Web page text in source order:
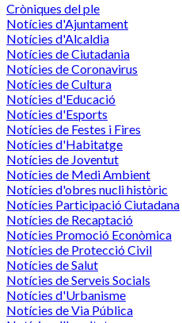
Cròniques del ple
Notícies d'Ajuntament
Notícies d'Alcaldia
Notícies de Ciutadania
Notícies de Coronavirus
Notícies de Cultura
Notícies d'Educació
Notícies d'Esports
Notícies de Festes i Fires
Notícies d'Habitatge
Notícies de Joventut
Notícies de Medi Ambient
Notícies d'obres nucli històric
Notícies Participació Ciutadana
Notícies de Recaptació
Notícies Promoció Econòmica
Notícies de Protecció Civil
Notícies de Salut
Notícies de Serveis Socials
Notícies d'Urbanisme
Notícies de Via Pública